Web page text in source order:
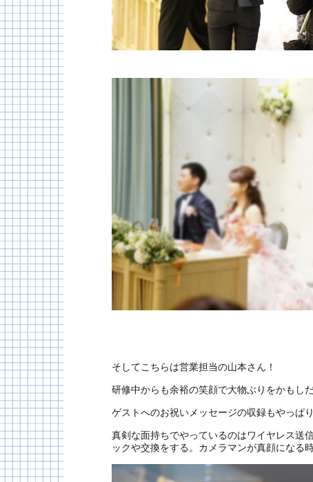
そしてこちらは営業担当の山本さん！
研修中からも余裕の笑顔で大物ぶりをかもし
ゲストへのお祝いメッセージの収録もやっぱ
真剣な面持ちでやっているのはワイヤレス送
ックや交換をする。カメラマンが真顔になる時